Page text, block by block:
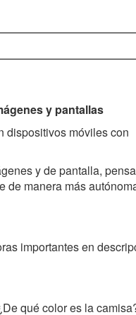
y pantallas
dispositivos móviles con
y de pantalla,
de manera más
importantes en
qué color es la